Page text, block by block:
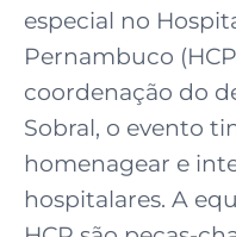
especial no
Pernambuco
coordenação do
Sobral, o evento
homenagear e
hospitalares. A